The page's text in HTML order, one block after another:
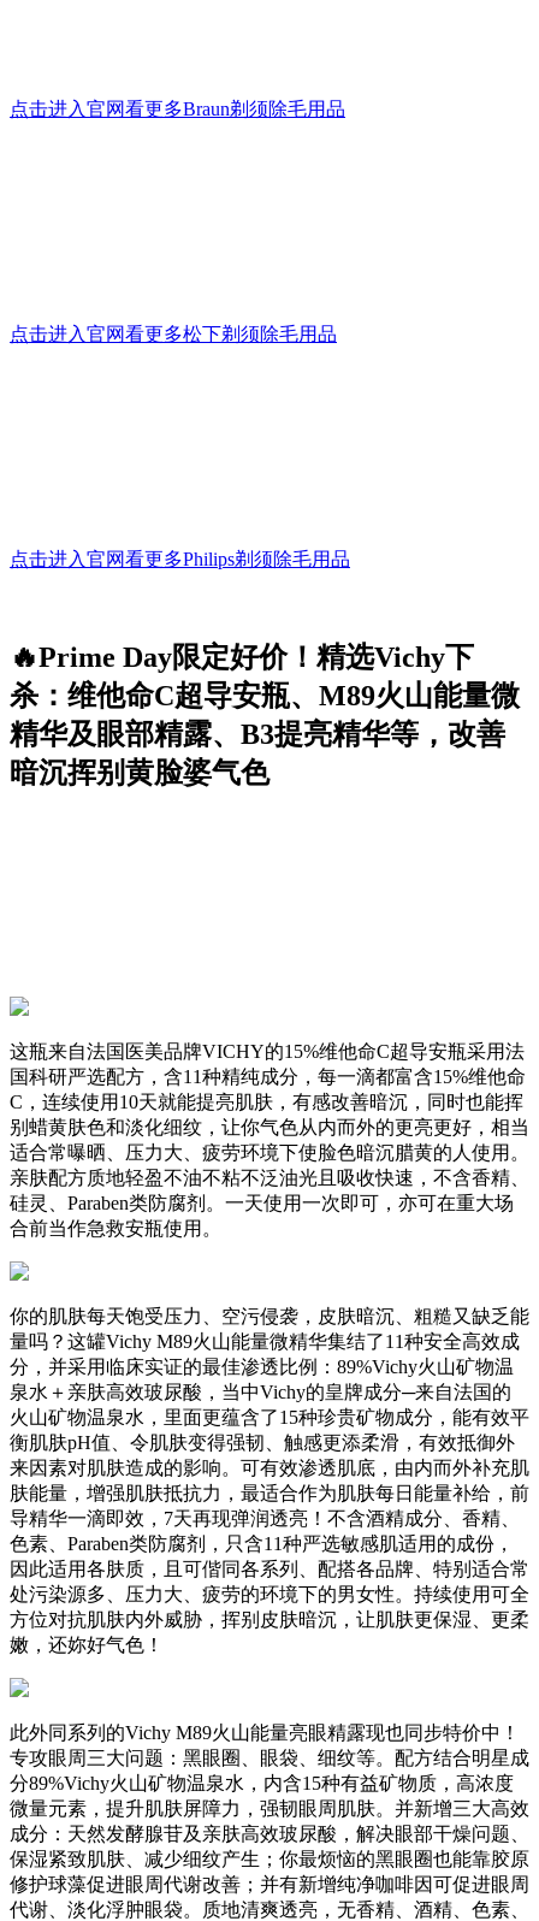
点击进入官网看更多Braun剃须除毛用品
点击进入官网看更多松下剃须除毛用品
点击进入官网看更多Philips剃须除毛用品
🔥Prime Day限定好价！精选Vichy下
杀：维他命C超导安瓶、M89火山能量微
精华及眼部精露、B3提亮精华等，改善
暗沉挥别黄脸婆气色
这瓶来自法国医美品牌VICHY的15%维他命C超导安瓶采用法
国科研严选配方，含11种精纯成分，每一滴都富含15%维他命
C，连续使用10天就能提亮肌肤，有感改善暗沉，同时也能挥
别蜡黄肤色和淡化细纹，让你气色从内而外的更亮更好，相当
适合常曝晒、压力大、疲劳环境下使脸色暗沉腊黄的人使用。
亲肤配方质地轻盈不油不粘不泛油光且吸收快速，不含香精、
硅灵、Paraben类防腐剂。一天使用一次即可，亦可在重大场
合前当作急救安瓶使用。
你的肌肤每天饱受压力、空污侵袭，皮肤暗沉、粗糙又缺乏能
量吗？这罐Vichy M89火山能量微精华集结了11种安全高效成
分，并采用临床实证的最佳渗透比例：89%Vichy火山矿物温
泉水＋亲肤高效玻尿酸，当中Vichy的皇牌成分─来自法国的
火山矿物温泉水，里面更蕴含了15种珍贵矿物成分，能有效平
衡肌肤pH值、令肌肤变得强韧、触感更添柔滑，有效抵御外
来因素对肌肤造成的影响。可有效渗透肌底，由内而外补充肌
肤能量，增强肌肤抵抗力，最适合作为肌肤每日能量补给，前
导精华一滴即效，7天再现弹润透亮！不含酒精成分、香精、
色素、Paraben类防腐剂，只含11种严选敏感肌适用的成份，
因此适用各肤质，且可偕同各系列、配搭各品牌、特别适合常
处污染源多、压力大、疲劳的环境下的男女性。持续使用可全
方位对抗肌肤内外威胁，挥别皮肤暗沉，让肌肤更保湿、更柔
嫩，还妳好气色！
此外同系列的Vichy M89火山能量亮眼精露现也同步特价中！
专攻眼周三大问题：黑眼圈、眼袋、细纹等。配方结合明星成
分89%Vichy火山矿物温泉水，内含15种有益矿物质，高浓度
微量元素，提升肌肤屏障力，强韧眼周肌肤。并新增三大高效
成分：天然发酵腺苷及亲肤高效玻尿酸，解决眼部干燥问题、
保湿紧致肌肤、减少细纹产生；你最烦恼的黑眼圈也能靠胶原
修护球藻促进眼周代谢改善；并有新增纯净咖啡因可促进眼周
代谢、淡化浮肿眼袋。质地清爽透亮，无香精、酒精、色素、